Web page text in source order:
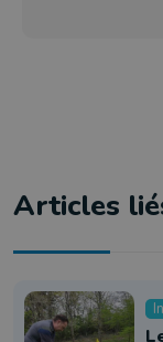
Articles